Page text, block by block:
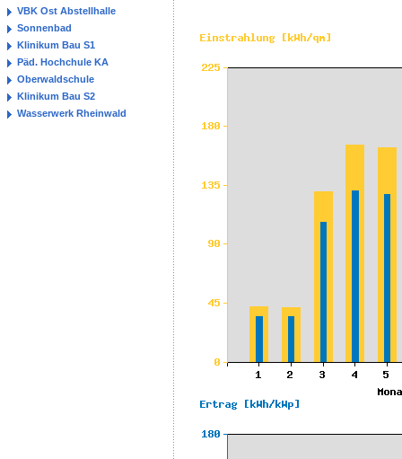
VBK Ost Abstellhalle
Sonnenbad
Klinikum Bau S1
Päd. Hochchule KA
Oberwaldschule
Klinikum Bau S2
Wasserwerk Rheinwald